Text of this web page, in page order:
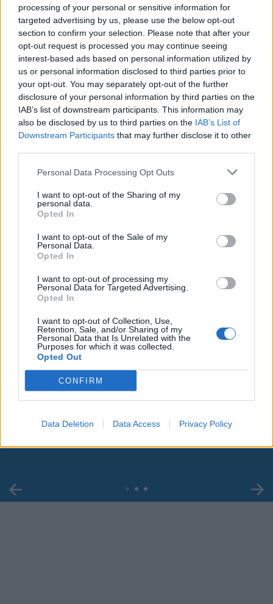
processing of your personal or sensitive information for
targeted advertising by us, please use the below opt-out
section to confirm your selection. Please note that after your
opt-out request is processed you may continue seeing
interest-based ads based on personal information utilized by
us or personal information disclosed to third parties prior to
your opt-out. You may separately opt-out of the further
disclosure of your personal information by third parties on the
IAB’s list of downstream participants. This information may
also be disclosed by us to third parties on the IAB’s List of
Downstream Participants that may further disclose it to other
Personal Data Processing Opt Outs
I want to opt-out of the Sharing of my
personal data.
Opted In
I want to opt-out of the Sale of my
Personal Data.
Opted In
I want to opt-out of processing my
Personal Data for Targeted Advertising.
Opted In
I want to opt-out of Collection, Use,
Retention, Sale, and/or Sharing of my
Personal Data that Is Unrelated with the
Purposes for which it was collected.
Opted Out
CONFIRM
Data Deletion Data Access Privacy Policy
00:00
Leonardo Maria Del Vecchio dall'ex compagna